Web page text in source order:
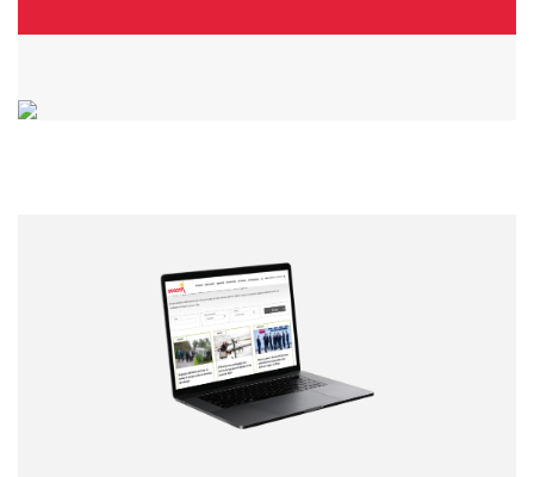
Correo electrónico
Tipo de comentario